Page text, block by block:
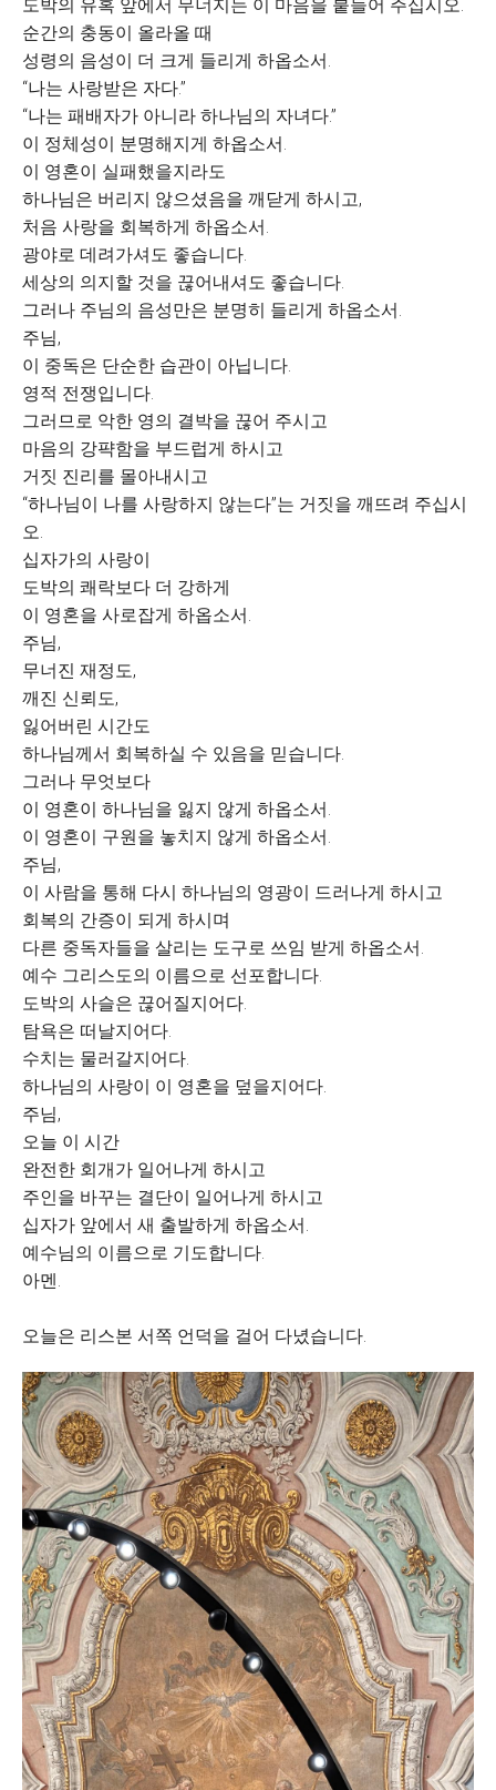
도박의 유혹 앞에서 무너지는 이 마음을 붙들어 주십시오.
순간의 충동이 올라올 때
성령의 음성이 더 크게 들리게 하옵소서.
“나는 사랑받은 자다.”
“나는 패배자가 아니라 하나님의 자녀다.”
이 정체성이 분명해지게 하옵소서.
이 영혼이 실패했을지라도
하나님은 버리지 않으셨음을 깨닫게 하시고,
처음 사랑을 회복하게 하옵소서.
광야로 데려가셔도 좋습니다.
세상의 의지할 것을 끊어내셔도 좋습니다.
그러나 주님의 음성만은 분명히 들리게 하옵소서.
주님,
이 중독은 단순한 습관이 아닙니다.
영적 전쟁입니다.
그러므로 악한 영의 결박을 끊어 주시고
마음의 강퍅함을 부드럽게 하시고
거짓 진리를 몰아내시고
“하나님이 나를 사랑하지 않는다”는 거짓을 깨뜨려 주십시
오.
십자가의 사랑이
도박의 쾌락보다 더 강하게
이 영혼을 사로잡게 하옵소서.
주님,
무너진 재정도,
깨진 신뢰도,
잃어버린 시간도
하나님께서 회복하실 수 있음을 믿습니다.
그러나 무엇보다
이 영혼이 하나님을 잃지 않게 하옵소서.
이 영혼이 구원을 놓치지 않게 하옵소서.
주님,
이 사람을 통해 다시 하나님의 영광이 드러나게 하시고
회복의 간증이 되게 하시며
다른 중독자들을 살리는 도구로 쓰임 받게 하옵소서.
예수 그리스도의 이름으로 선포합니다.
도박의 사슬은 끊어질지어다.
탐욕은 떠날지어다.
수치는 물러갈지어다.
하나님의 사랑이 이 영혼을 덮을지어다.
주님,
오늘 이 시간
완전한 회개가 일어나게 하시고
주인을 바꾸는 결단이 일어나게 하시고
십자가 앞에서 새 출발하게 하옵소서.
예수님의 이름으로 기도합니다.
아멘.
오늘은 리스본 서쪽 언덕을 걸어 다녔습니다.